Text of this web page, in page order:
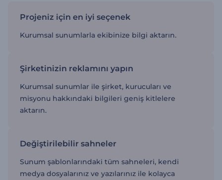
Projeniz için en iyi seçenek
Kurumsal sunumlarla ekibinize bilgi aktarın.
Şirketinizin reklamını yapın
Kurumsal sunumlar ile şirket, kurucuları ve
misyonu hakkındaki bilgileri geniş kitlelere
aktarın.
Değiştirilebilir sahneler
Sunum şablonlarındaki tüm sahneleri, kendi
medya dosyalarınız ve yazılarınız ile kolayca